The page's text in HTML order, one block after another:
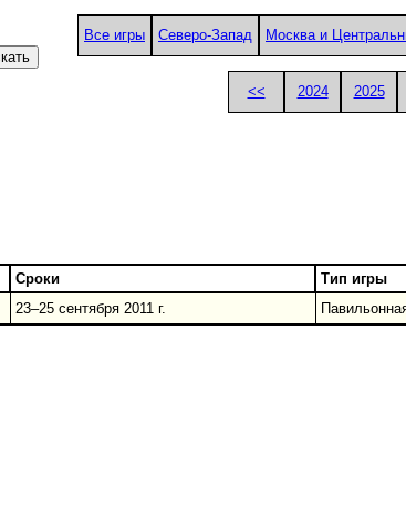
Все игры Северо-Запад Москва и
<< 2024 2025
Сроки Тип игры
23–25 сентября 2011 г.